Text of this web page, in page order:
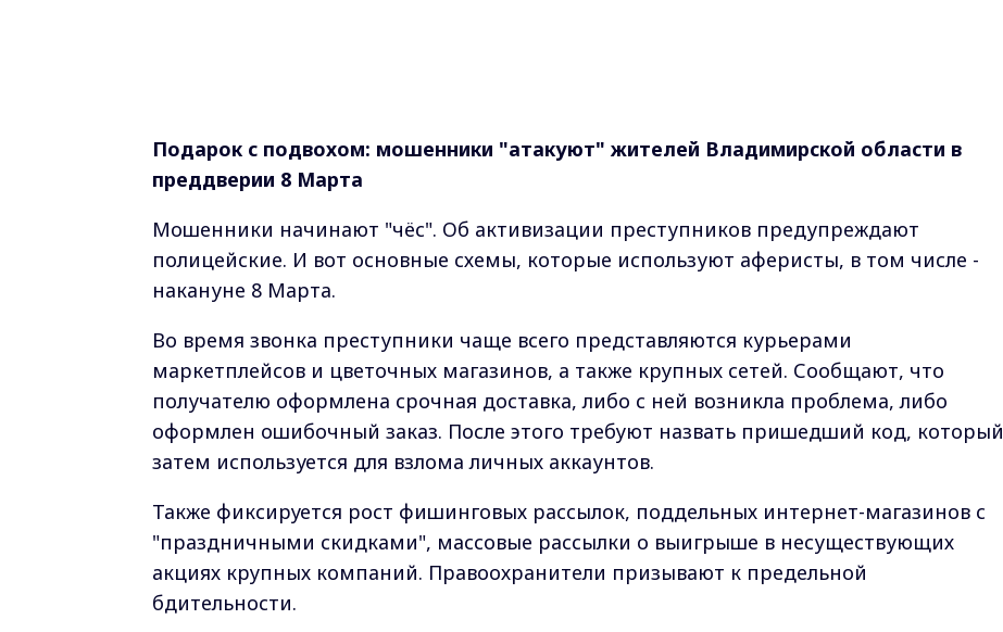
Подарок с подвохом: мошенники "атакуют" жителей Владимирской области в
преддверии 8 Марта
Мошенники начинают "чёс". Об активизации преступников предупреждают
полицейские. И вот основные схемы, которые используют аферисты, в том числе -
накануне 8 Марта.
Во время звонка преступники чаще всего представляются курьерами
маркетплейсов и цветочных магазинов, а также крупных сетей. Сообщают, что
получателю оформлена срочная доставка, либо с ней возникла проблема, либо
оформлен ошибочный заказ. После этого требуют назвать пришедший код, который
затем используется для взлома личных аккаунтов.
Также фиксируется рост фишинговых рассылок, поддельных интернет-магазинов с
"праздничными скидками", массовые рассылки о выигрыше в несуществующих
акциях крупных компаний. Правоохранители призывают к предельной
бдительности.